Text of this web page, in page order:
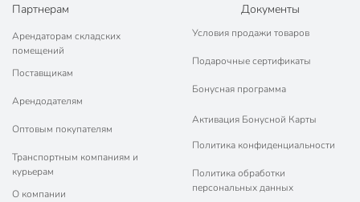
Партнерам
Арендаторам складских
помещений
Поставщикам
Арендодателям
Оптовым покупателям
Транспортным компаниям и
курьерам
О компании
Документы
Условия продажи товаров
Подарочные сертификаты
Бонусная программа
Активация Бонусной Карты
Политика конфиденциальности
Политика обработки
персональных данных